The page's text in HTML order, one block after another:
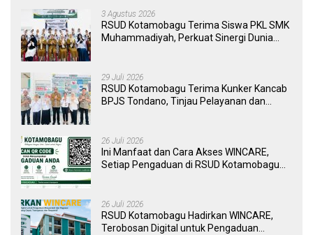
3 Agustus 2026
RSUD Kotamobagu Terima Siswa PKL SMK
Muhammadiyah, Perkuat Sinergi Dunia
29 Juli 2026
RSUD Kotamobagu Terima Kunker Kancab
BPJS Tondano, Tinjau Pelayanan dan
26 Juli 2026
Ini Manfaat dan Cara Akses WINCARE,
Setiap Pengaduan di RSUD Kotamobagu
26 Juli 2026
RSUD Kotamobagu Hadirkan WINCARE,
Terobosan Digital untuk Pengaduan